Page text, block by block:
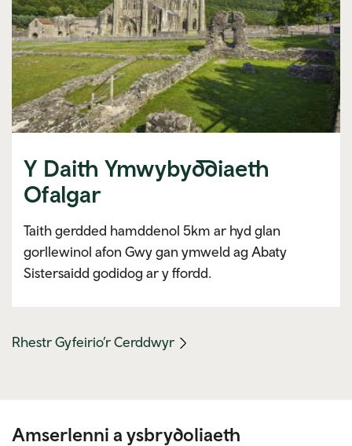
Y Daith Ymwybyddiaeth
Ofalgar
Taith gerdded hamddenol 5km ar hyd glan
gorllewinol afon Gwy gan ymweld ag Abaty
Sistersaidd godidog ar y ffordd.
Rhestr Gyfeirio’r Cerddwyr
Amserlenni a ysbrydoliaeth